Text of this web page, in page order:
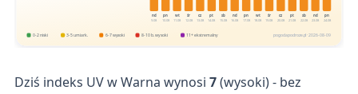
nd
9.08
pn
10.08
wt
11.08
śr
12.08
cz
13.08
pt
14.08
sb
15.08
nd
16.08
pn
17.08
wt
18.08
śr
19.08
cz
20.08
pt
21.08
sb
22.08
nd
23.08
pn
24.08
0-2 niski 3-5 umiark. 6-7 wysoki 8-10 b. wysoki 11+ ekstremalny pogodapodroze.pl · 2026-08-09
Dziś indeks UV w Warna wynosi 7(wysoki) - bez